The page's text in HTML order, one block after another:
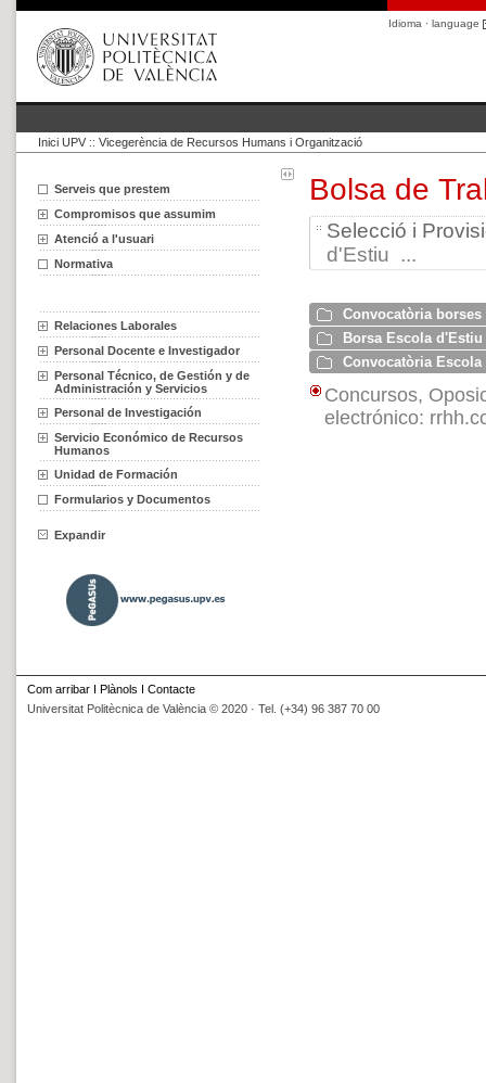
Idioma · language
Inici UPV :: Vicegerència de Recursos Humans i Organització
Serveis que prestem
Compromisos que assumim
Atenció a l'usuari
Normativa
Relaciones Laborales
Personal Docente e Investigador
Personal Técnico, de Gestión y de
Administración y Servicios
Personal de Investigación
Servicio Económico de Recursos
Humanos
Unidad de Formación
Formularios y Documentos
Expandir
Bolsa de
Selecció i
d'Estiu ...
Convocatòria
Borsa Escola d'Estiu
Convocatòria Escola
Concursos,
electrónico:
Com arribar I Plànols I Contacte
Universitat Politècnica de València © 2020 · Tel. (+34) 96 387 70 00